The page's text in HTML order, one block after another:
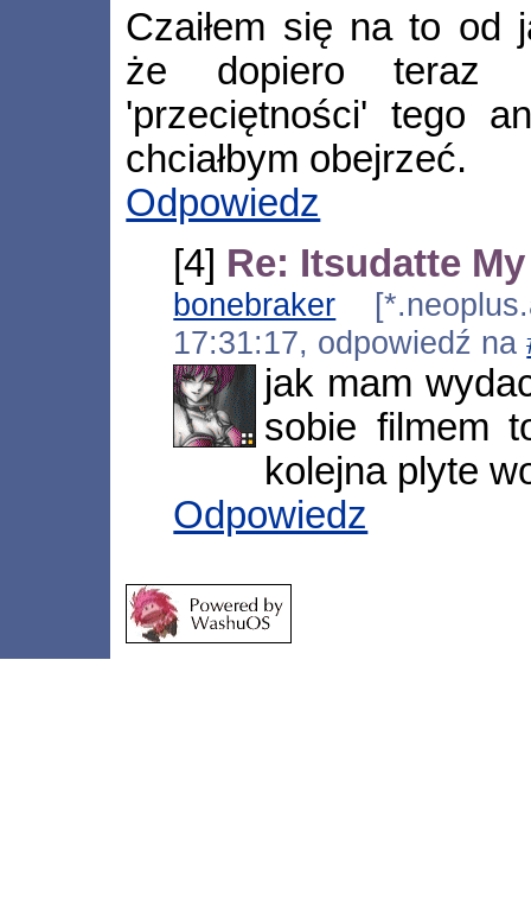
Czaiłem się na to od
że dopiero teraz
'przeciętności' tego
chciałbym obejrzeć.
Odpowiedz
[4] Re: Itsudatte
bonebraker
17:31:17, odpowiedź na
jak mam
sobie filmem
kolejna plyte
Odpowiedz